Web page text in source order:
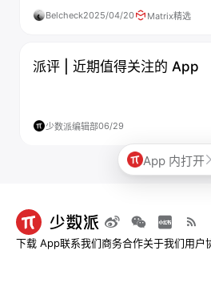
Belcheck2025/04/20 Matrix精选
派评 | 近期值得关注的 App
少数派编辑部06/29
App 内打开
下载 App联系我们商务合作关于我们用户